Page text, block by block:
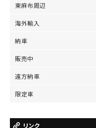
東麻布周辺
海外輸入
納車
販売中
遠方納車
限定車
リンク